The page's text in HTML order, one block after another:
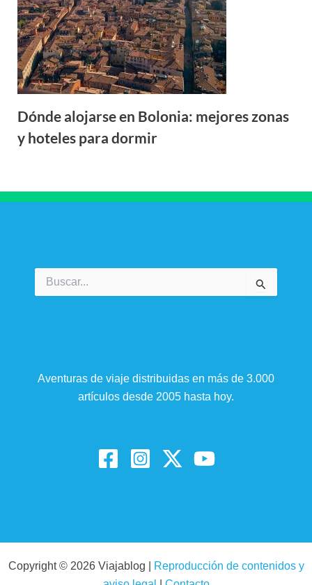
Dónde alojarse en Bolonia: mejores zonas
y hoteles para dormir
Buscar
por:
Aventuras de viaje distribuidas en más de 3.000
artículos desde 2005 hasta hoy.
Copyright © 2026 Viajablog |
Reproducción de contenidos y